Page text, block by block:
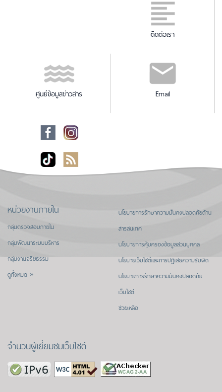
ติดต่อเรา
ศูนย์ข้อมูลข่าวสาร Email
หน่วยงานภายใน
กลุ่มตรวจสอบภายใน
กลุ่มพัฒนาระบบบริหาร
กลุ่มงานจริยธรรม
ดูทั้งหมด »
นโยบายการรักษาความมั่นคงปลอดภัยด้าน
สารสนเทศ
นโยบายการคุ้มครองข้อมูลส่วนบุคคล
นโยบายเว็บไซต์และการปฏิเสธความรับผิด
นโยบายการรักษาความมั่นคงปลอดภัย
เว็บไซต์
ช่วยเหลือ
จำนวนผู้เยี่ยมชมเว็บไซต์